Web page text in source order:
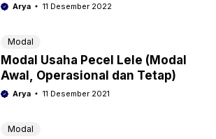
Arya 11 Desember 2022
Modal
Modal Usaha Pecel Lele (Modal
Awal, Operasional dan Tetap)
Arya 11 Desember 2021
Modal